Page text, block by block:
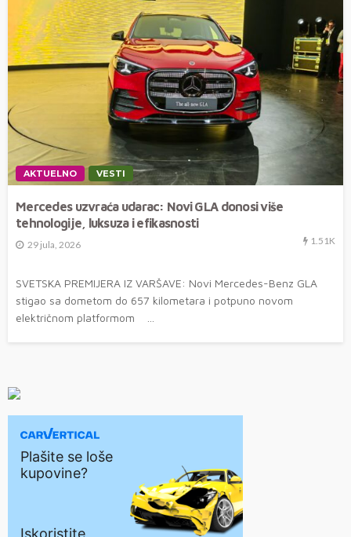
AKTUELNO VESTI
Mercedes uzvraća udarac: Novi GLA donosi više
tehnologije, luksuza i efikasnosti
29 jula, 2026 1.51K
SVETSKA PREMIJERA IZ VARŠAVE: Novi Mercedes-Benz GLA
stigao sa dometom do 657 kilometara i potpuno novom
električnom platformom ...